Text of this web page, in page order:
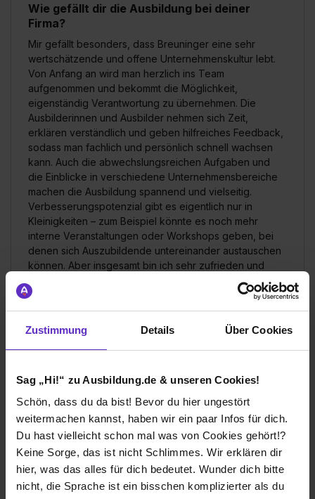
Zustimmung Details Über Cookies
Sag „Hi!“ zu Ausbildung.de & unseren Cookies!
Schön, dass du da bist! Bevor du hier ungestört
weitermachen kannst, haben wir ein paar Infos für dich.
Du hast vielleicht schon mal was von Cookies gehört!?
Keine Sorge, das ist nicht Schlimmes. Wir erklären dir
hier, was das alles für dich bedeutet. Wunder dich bitte
nicht, die Sprache ist ein bisschen komplizierter als du
Wie gefällt dir die Ausbildung bei deiner
Firma?
Mir gefällt besonders, dass Breuninger eine sehr
wertschätzende und offene Unternehmenskultur lebt.
Von Anfang an wird man herzlich ins Team
aufgenommen und bekommt die Möglichkeit,
eigenständig Verantwortung zu übernehmen. Die
Ausbilderinnen und Ausbilder nehmen sich Zeit,
erklären verständlich und geben hilfreiches Feedback,
sodass man fachlich und persönlich schnell wachsen
kann. Auch die abwechslungsreichen Aufgaben und
die Einblicke in verschiedene Unternehmensbereiche
machen die Ausbildung spannend und vielseitig.
Verbesserungspotenzial gibt es eigentlich nur in
Kleinigkeiten – zum Beispiel könnte es noch mehr
interne Veranstaltungen oder Workshops geben, bei
denen sich Auszubildende untereinander austauschen
können. Aber insgesamt bin ich sehr zufrieden und
fühle mich bei Breuninger bestens aufgehoben.
Wie gefällt dir dein Ausbildungsberuf?
An meinem Ausbildungsberuf gefällt mir besonders,
dass ich täglich mit ganz unterschiedlichen Menschen
echten Mehrwert schaffen kann. Es macht Spaß,
finden und gleichzeitig das Unternehmen positiv zu
repräsentieren. Außerdem ist der Beruf sehr vielseitig –
von Telefon- und E-Mail-Korrespondenz über
schriftliche Angebote bis hin zu Auswertungen und
Prozessoptimierungen lernt man viele Facetten der
Kundenbetreuung kennen. Was nicht ganz so gut ist,
sind gelegentlich herausfordernde Kundensituationen